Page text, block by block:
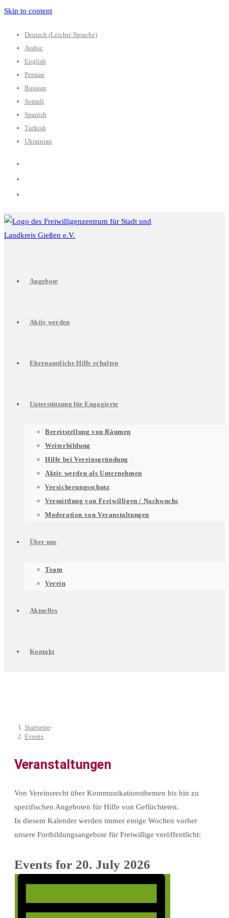
Skip to content
Deutsch (Leichte Sprache)
Arabic
English
Persian
Russian
Somali
Spanish
Turkish
Ukrainian
Angebote
Aktiv werden
Ehrenamtliche Hilfe erhalten
Unterstützung für Engagierte
Bereitstellung von Räumen
Weiterbildung
Hilfe bei Vereinsgründung
Aktiv werden als Unternehmen
Versicherungsschutz
Vermittlung von Freiwilligen / Nachwuchs
Moderation von Veranstaltungen
Über uns
Team
Verein
Aktuelles
Kontakt
Startseite›
Events
Veranstaltungen
Von Vereinsrecht über Kommunikationsthemen bis hin zu
spezifischen Angeboten für Hilfe von Geflüchteten.
In diesem Kalender werden immer einige Wochen vorher
unsere Fortbildungsangebote für Freiwillige veröffentlicht:
Events for 20. July 2026
Views
Event
Navigation